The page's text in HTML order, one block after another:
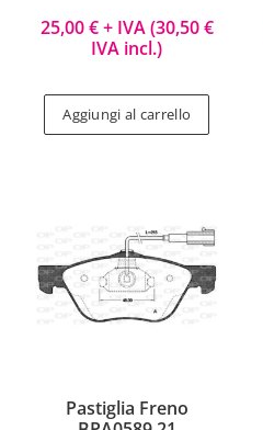
25,00€+ IVA (30,50€
IVA incl.)
Aggiungi al carrello
Pastiglia Freno